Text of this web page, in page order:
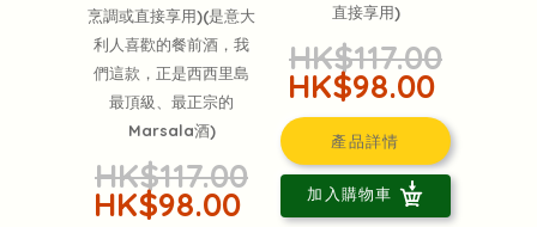
烹調或直接享用)(是意大
利人喜歡的餐前酒，我
們這款，正是西西里島
最頂級、最正宗的
Marsala酒)
HK$117.00
HK$98.00
直接享用)
HK$117.00
HK$98.00
產品詳情
加入購物車